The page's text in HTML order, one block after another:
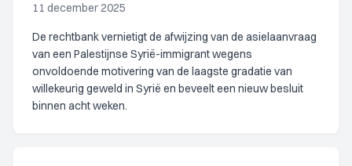
11 december 2025
De rechtbank vernietigt de afwijzing van de asielaanvraag
van een Palestijnse Syrië-immigrant wegens
onvoldoende motivering van de laagste gradatie van
willekeurig geweld in Syrië en beveelt een nieuw besluit
binnen acht weken.